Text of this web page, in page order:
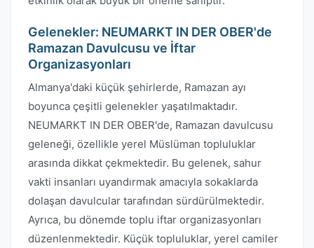
Gelenekler: NEUMARKT IN DER OBER'de
Ramazan Davulcusu ve İftar
Organizasyonları
Almanya'daki küçük şehirlerde, Ramazan ayı
boyunca çeşitli gelenekler yaşatılmaktadır.
NEUMARKT IN DER OBER'de, Ramazan davulcusu
geleneği, özellikle yerel Müslüman topluluklar
arasında dikkat çekmektedir. Bu gelenek, sahur
vakti insanları uyandırmak amacıyla sokaklarda
dolaşan davulcular tarafından sürdürülmektedir.
Ayrıca, bu dönemde toplu iftar organizasyonları
düzenlenmektedir. Küçük topluluklar, yerel camiler